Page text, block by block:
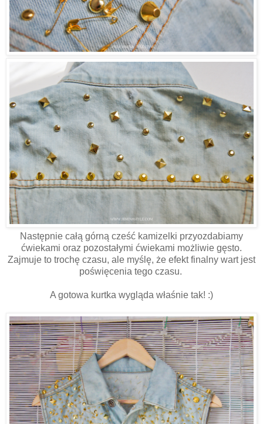
Następnie całą górną cześć kamizelki przyozdabiamy
ćwiekami oraz pozostałymi ćwiekami możliwie gęsto.
Zajmuje to trochę czasu, ale myślę, że efekt finalny wart jest
poświęcenia tego czasu.
A gotowa kurtka wygląda właśnie tak! :)